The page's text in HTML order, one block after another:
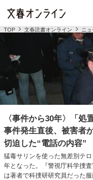
TOP 文春読書オンライン ニュ
〈事件から30年〉「
事件発生直後、被害者
切迫した“電話の内容”
猛毒サリンを使った無差別テ
年となった。『警視庁科学捜
は著者で科捜研研究員だった